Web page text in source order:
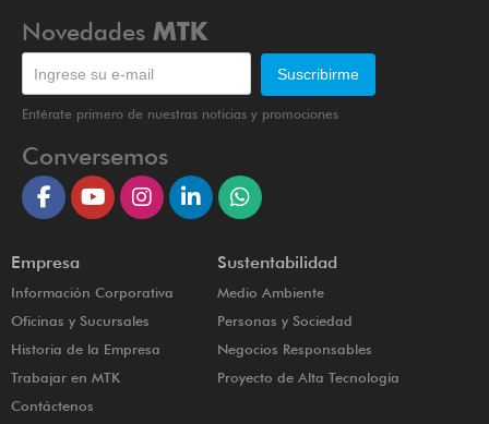
Novedades MTK
Entérate primero de nuestras noticias y promociones
Conversemos
Empresa
Información Corporativa
Oficinas y Sucursales
Historia de la Empresa
Trabajar en MTK
Contáctenos
Sustentabilidad
Medio Ambiente
Personas y Sociedad
Negocios Responsables
Proyecto de Alta Tecnología